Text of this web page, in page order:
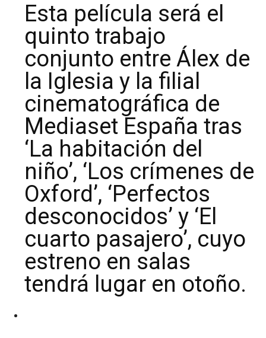
Esta película será el
quinto trabajo
conjunto entre Álex de
la Iglesia y la filial
cinematográfica de
Mediaset España tras
‘La habitación del
niño’, ‘Los crímenes de
Oxford’, ‘Perfectos
desconocidos’ y ‘El
cuarto pasajero’, cuyo
estreno en salas
tendrá lugar en otoño.